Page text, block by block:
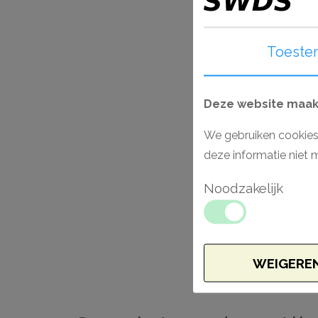
Deze website
We gebruiken
deze informatie niet
Noodzakelijk